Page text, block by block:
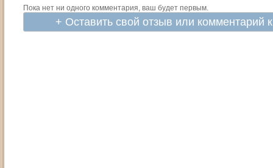
Пока нет ни одного комментария, ваш будет первым.
+ Оставить свой отзыв или комментарий